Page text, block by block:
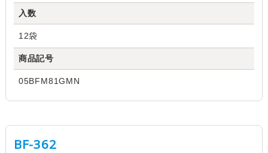
入数
12袋
商品記号
05BFM81GMN
BF-362